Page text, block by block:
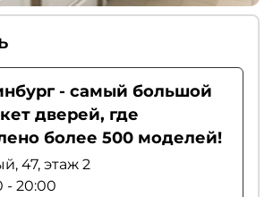
- самый большой
дверей, где
более 500 моделей!
47, этаж 2
- 20:00